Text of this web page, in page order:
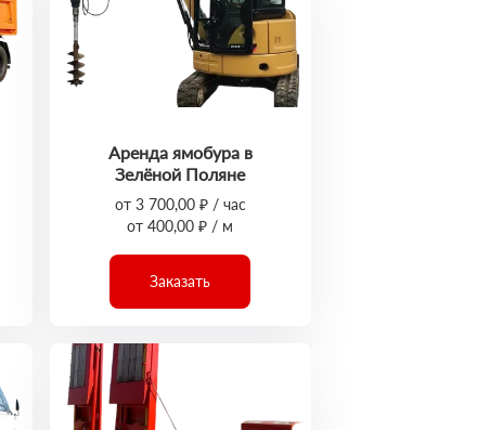
Аренда ямобура в
Зелёной Поляне
от 3 700,00 ₽ / час
от 400,00 ₽ / м
Заказать